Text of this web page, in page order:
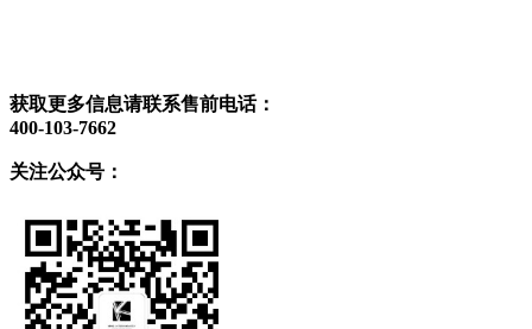
获取更多信息请联系售前电话：
400-103-7662
关注公众号：